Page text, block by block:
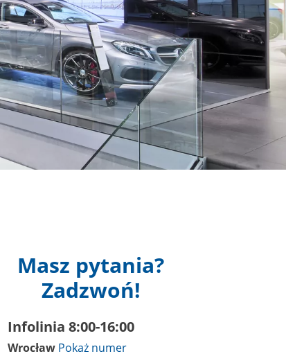
Masz pytania?
Zadzwoń!
Infolinia 8:00-16:00
Wrocław